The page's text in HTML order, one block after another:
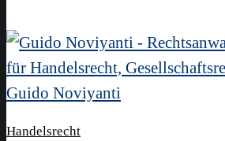
Guido Noviyanti
Handelsrecht